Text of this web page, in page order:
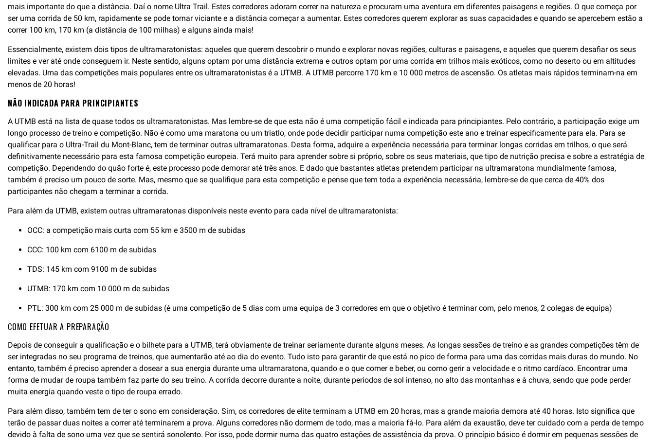
mais importante do que a distância. Daí o nome Ultra Trail. Estes corredores adoram correr na natureza e procuram uma aventura em diferentes paisagens e regiões. O que começa por
ser uma corrida de 50 km, rapidamente se pode tornar viciante e a distância começar a aumentar. Estes corredores querem explorar as suas capacidades e quando se apercebem estão a
correr 100 km, 170 km (a distância de 100 milhas) e alguns ainda mais!
Essencialmente, existem dois tipos de ultramaratonistas: aqueles que querem descobrir o mundo e explorar novas regiões, culturas e paisagens, e aqueles que querem desafiar os seus
limites e ver até onde conseguem ir. Neste sentido, alguns optam por uma distância extrema e outros optam por uma corrida em trilhos mais exóticos, como no deserto ou em altitudes
elevadas. Uma das competições mais populares entre os ultramaratonistas é a UTMB. A UTMB percorre 170 km e 10 000 metros de ascensão. Os atletas mais rápidos terminam-na em
menos de 20 horas!
NÃO INDICADA PARA PRINCIPIANTES
A UTMB está na lista de quase todos os ultramaratonistas. Mas lembre-se de que esta não é uma competição fácil e indicada para principiantes. Pelo contrário, a participação exige um
longo processo de treino e competição. Não é como uma maratona ou um triatlo, onde pode decidir participar numa competição este ano e treinar especificamente para ela. Para se
qualificar para o Ultra-Trail du Mont-Blanc, tem de terminar outras ultramaratonas. Desta forma, adquire a experiência necessária para terminar longas corridas em trilhos, o que será
definitivamente necessário para esta famosa competição europeia. Terá muito para aprender sobre si próprio, sobre os seus materiais, que tipo de nutrição precisa e sobre a estratégia de
competição. Dependendo do quão forte é, este processo pode demorar até três anos. E dado que bastantes atletas pretendem participar na ultramaratona mundialmente famosa,
também é preciso um pouco de sorte. Mas, mesmo que se qualifique para esta competição e pense que tem toda a experiência necessária, lembre-se de que cerca de 40% dos
participantes não chegam a terminar a corrida.
Para além da UTMB, existem outras ultramaratonas disponíveis neste evento para cada nível de ultramaratonista:
OCC: a competição mais curta com 55 km e 3500 m de subidas
CCC: 100 km com 6100 m de subidas
TDS: 145 km com 9100 m de subidas
UTMB: 170 km com 10 000 m de subidas
PTL: 300 km com 25 000 m de subidas (é uma competição de 5 dias com uma equipa de 3 corredores em que o objetivo é terminar com, pelo menos, 2 colegas de equipa)
COMO EFETUAR A PREPARAÇÃO
Depois de conseguir a qualificação e o bilhete para a UTMB, terá obviamente de treinar seriamente durante alguns meses. As longas sessões de treino e as grandes competições têm de
ser integradas no seu programa de treinos, que aumentarão até ao dia do evento. Tudo isto para garantir de que está no pico de forma para uma das corridas mais duras do mundo. No
entanto, também é preciso aprender a dosear a sua energia durante uma ultramaratona, quando e o que comer e beber, ou como gerir a velocidade e o ritmo cardíaco. Encontrar uma
forma de mudar de roupa também faz parte do seu treino. A corrida decorre durante a noite, durante períodos de sol intenso, no alto das montanhas e à chuva, sendo que pode perder
muita energia quando veste o tipo de roupa errado.
Para além disso, também tem de ter o sono em consideração. Sim, os corredores de elite terminam a UTMB em 20 horas, mas a grande maioria demora até 40 horas. Isto significa que
terão de passar duas noites a correr até terminarem a prova. Alguns corredores não dormem de todo, mas a maioria fá-lo. Para além da exaustão, deve ter cuidado com a perda de tempo
devido à falta de sono uma vez que se sentirá sonolento. Por isso, pode dormir numa das quatro estações de assistência da prova. O princípio básico é dormir em pequenas sessões de